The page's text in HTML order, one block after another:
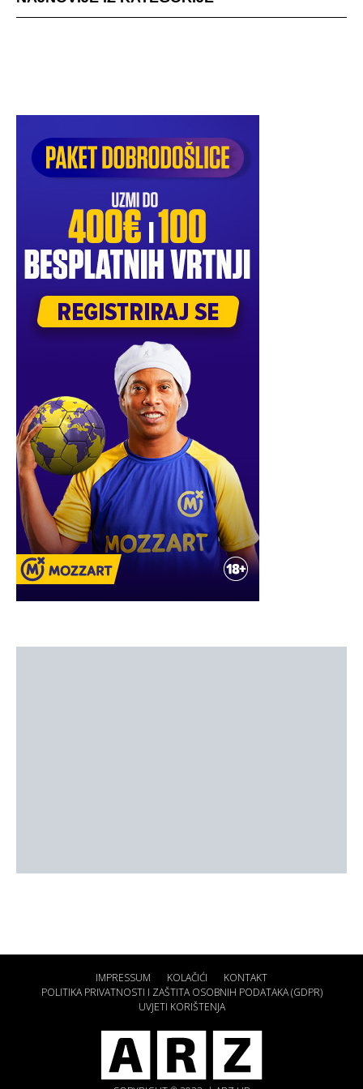
IMPRESSUM KOLAČIĆI
KONTAKT
POLITIKA PRIVATNOSTI I ZAŠTITA OSOBNIH PODATAKA (GDPR)
UVJETI KORIŠTENJA